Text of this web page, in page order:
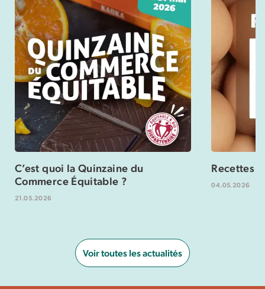
C’est quoi la Quinzaine du
Commerce Équitable ?
21.05.2026
Recettes
04.05.2026
Voir toutes les actualités